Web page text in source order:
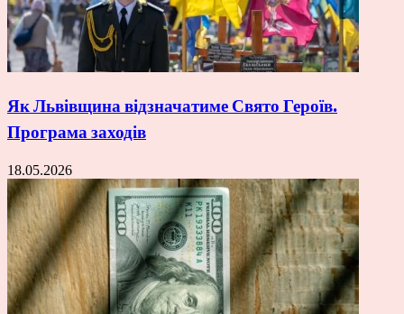
Як Львівщина відзначатиме Свято Героїв.
Програма заходів
18.05.2026